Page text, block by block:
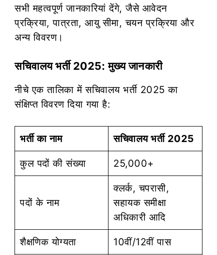
सभी महत्वपूर्ण जानकारियां देंगे, जैसे आवेदन
प्रक्रिया, पात्रता, आयु सीमा, चयन प्रक्रिया और
अन्य विवरण।
सचिवालय भर्ती 2025: मुख्य जानकारी
नीचे एक तालिका में सचिवालय भर्ती 2025 का
संक्षिप्त विवरण दिया गया है:
भर्ती का नाम सचिवालय भर्ती 2025
कुल पदों की संख्या 25,000+
पदों के नाम
क्लर्क, चपरासी,
सहायक समीक्षा
अधिकारी आदि
शैक्षणिक योग्यता 10वीं/12वीं पास